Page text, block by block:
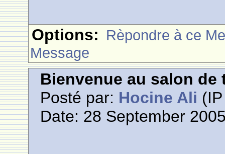
Options: Rèpondre à ce
Message
Bienvenue au salon de
Posté par: Hocine Ali
Date: 28 September